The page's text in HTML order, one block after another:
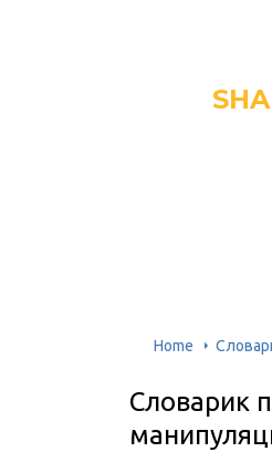
Home
Словарик